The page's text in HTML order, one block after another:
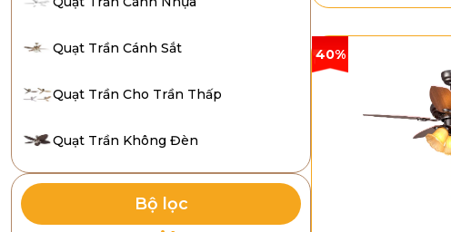
Quạt Trần Cánh Sắt
Quạt Trần Cho Trần Thấp
Quạt Trần Không Đèn
Bộ lọc
40%